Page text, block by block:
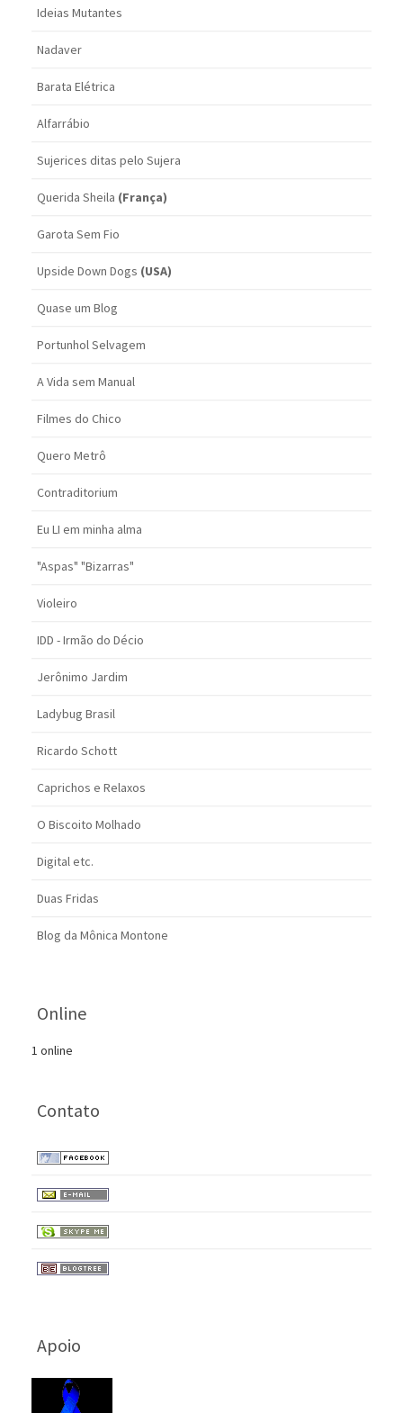
Ideias Mutantes
Nadaver
Barata Elétrica
Alfarrábio
Sujerices ditas pelo Sujera
Querida Sheila (França)
Garota Sem Fio
Upside Down Dogs (USA)
Quase um Blog
Portunhol Selvagem
A Vida sem Manual
Filmes do Chico
Quero Metrô
Contraditorium
Eu LI em minha alma
"Aspas" "Bizarras"
Violeiro
IDD - Irmão do Décio
Jerônimo Jardim
Ladybug Brasil
Ricardo Schott
Caprichos e Relaxos
O Biscoito Molhado
Digital etc.
Duas Fridas
Blog da Mônica Montone
Online
1 online
Contato
Apoio